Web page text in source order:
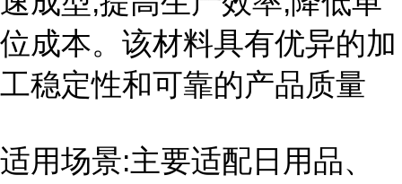
位成本。该材料具有优异的加
工稳定性和可靠的产品质量
适用场景:主要适配日用品、